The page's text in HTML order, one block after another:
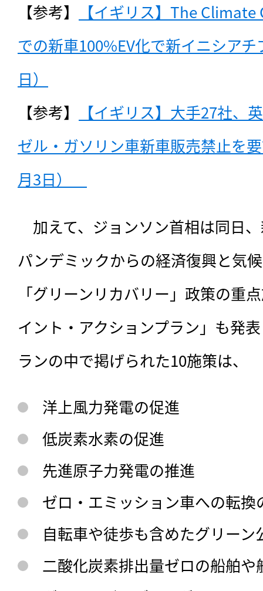
【参考】
【イギリス】The
での新車100%EV化で新イニシア
日）
【参考】
【イギリス】大手27社、
ゼル・ガソリン車新車販売禁止を
月3日）
加えて、ジョンソン首相は同日
パンデミックからの経済復興と気
「グリーンリカバリー」政策の重
イント・アクションプラン」も発
ランの中で掲げられた10施策は、
洋上風力発電の促進
低炭素水素の促進
先進原子力発電の推進
ゼロ・エミッション車への転換
自転車や徒歩も含めたグリーン
二酸化炭素排出量ゼロの船舶や